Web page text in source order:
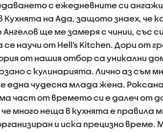
с ежедневните си
Кухнята на Ада, защото знаех, че
ще ме замеря с чинии, със
научи от Hell’s Kitchen. Дори от
от нашия отбор са уникални
с кулинарията. Лично аз съм
една чудесна млада жена.
част от времето си е далеч от
много неща в кухнята е правила
и иска прецизно време.